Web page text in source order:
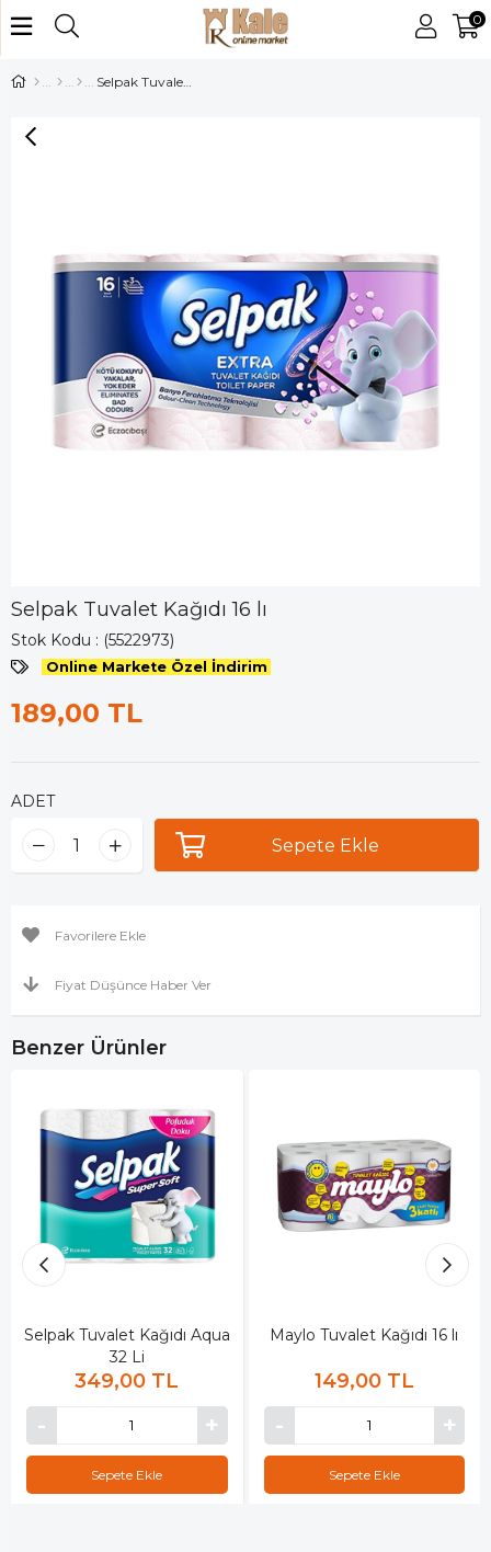
0
Selpak Tuvalet Kağıdı 16 lı
Selpak Tuvalet Kağıdı 16 lı
Stok Kodu (5522973)
Online Markete Özel İndirim
189,00 TL
ADET
Favorilere Ekle
Fiyat Düşünce Haber Ver
Benzer Ürünler
Selpak Tuvalet Kağıdı Aqua
32 Li
349,00 TL
Sepete Ekle
Maylo Tuvalet Kağıdı 16 lı
149,00 TL
Sepete Ekle